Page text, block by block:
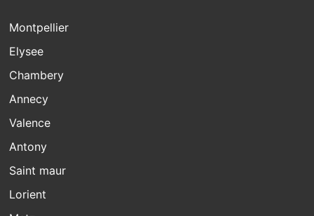
Montpellier
Elysee
Chambery
Annecy
Valence
Antony
Saint maur
Lorient